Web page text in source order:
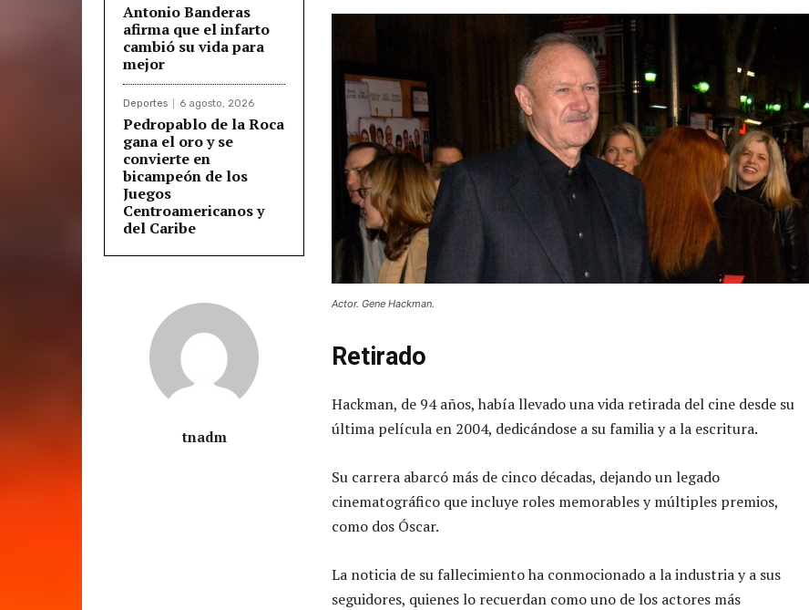
Antonio Banderas
afirma que el infarto
cambió su vida para
mejor
Deportes 6 agosto, 2026
Pedropablo de la Roca
gana el oro y se
convierte en
bicampeón de los
Juegos
Centroamericanos y
del Caribe
tnadm
Actor. Gene Hackman.
Retirado
Hackman, de 94 años, había llevado una vida retirada del cine desde su
última película en 2004, dedicándose a su familia y a la escritura.
Su carrera abarcó más de cinco décadas, dejando un legado
cinematográfico que incluye roles memorables y múltiples premios,
como dos Óscar.
La noticia de su fallecimiento ha conmocionado a la industria y a sus
seguidores, quienes lo recuerdan como uno de los actores más